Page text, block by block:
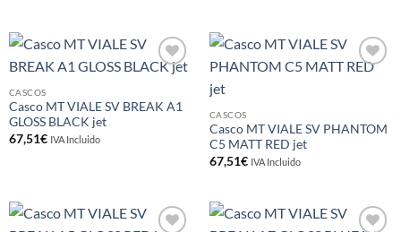
Añadir
lista de
deseos
CASCOS
Casco MT VIALE SV BREAK A1
GLOSS BLACK jet
67,51€ IVA Incluido
CASCOS
Casco MT VIALE SV PHANTOM
C5 MATT RED jet
67,51€ IVA Incluido